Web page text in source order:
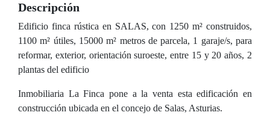
Descripción
Edificio finca rústica en SALAS, con 1250 m² construidos,
1100 m² útiles, 15000 m² metros de parcela, 1 garaje/s, para
reformar, exterior, orientación suroeste, entre 15 y 20 años, 2
plantas del edificio
Inmobiliaria La Finca pone a la venta esta edificación en
construcción ubicada en el concejo de Salas, Asturias.